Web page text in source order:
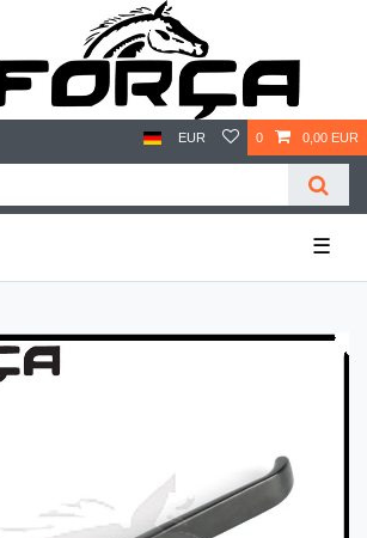
EUR 0 0,00 EUR
☰